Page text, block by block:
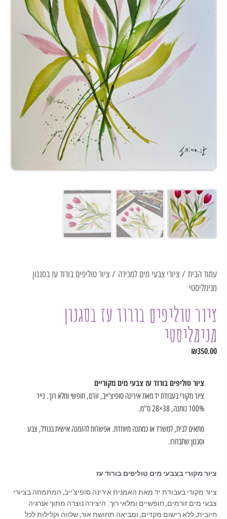
עמוד הבית / ציורי צבעי מים למכירה / ציור טוליפים בורוד עז בסגנון
מנימליסטי
ציור טוליפים בורוד עז בסגנון
מנימליסטי
₪350.00
ציור טוליפים בורוד עז צבעי מים מקוריים
ציור מקורי בעבודת יד מאת אירינה סופיצ'ייב, זורם, חופשי ומלא רוך. נייר
100% כותנה, 38×28 ס"מ.
מתאים לבית, למשרד או כמתנה מיוחדת. אפשרות להזמנה אישית בגודל, צבע
וסגנון שתבחרו.
ציור מקורי בצבעי מים טוליפים בורוד עז
ציור מקורי בעבודת יד מאת האמנית אירינה סופיצ'ייב, המתמחה בציורי
צבעי מים זורמים, חופשיים ומלאי רוך. היצירה נוצרה מתוך אנרגיה
חיובית, ללא רישום מקדים, ומביאה תחושת אור, שלווה וקלילות לכל